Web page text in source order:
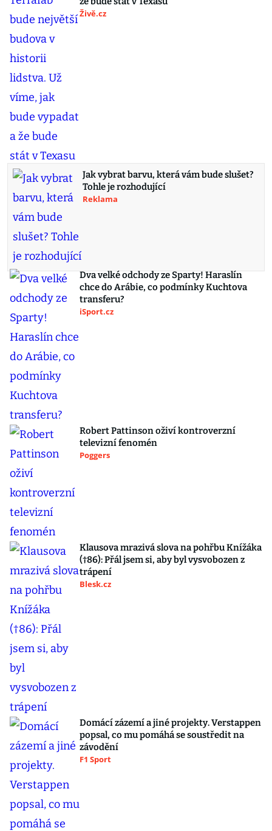
Živě.cz
Jak vybrat barvu, která vám bude slušet?
Tohle je rozhodující
Reklama
Dva velké odchody ze Sparty! Haraslín
chce do Arábie, co podmínky Kuchtova
transferu?
iSport.cz
Robert Pattinson oživí kontroverzní
televizní fenomén
Poggers
Klausova mrazivá slova na pohřbu Knížáka
(†86): Přál jsem si, aby byl vysvobozen z
trápení
Blesk.cz
Domácí zázemí a jiné projekty. Verstappen
popsal, co mu pomáhá se soustředit na
závodění
F1 Sport